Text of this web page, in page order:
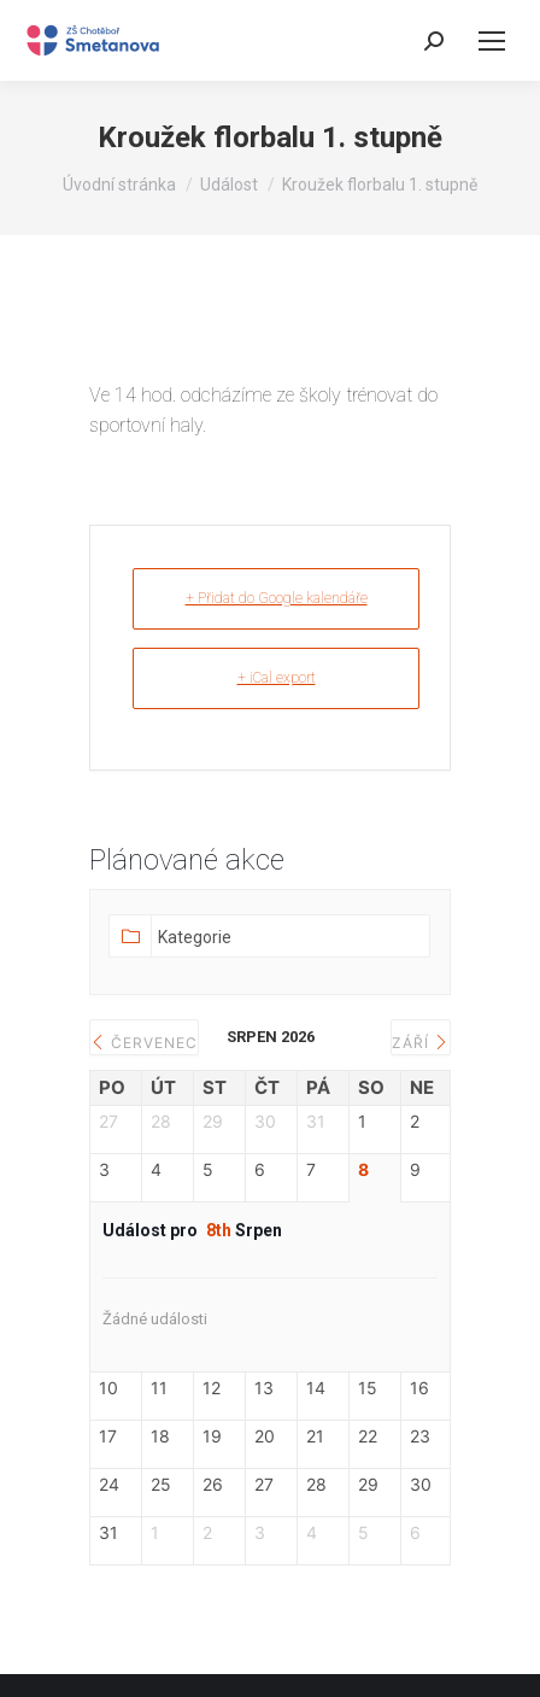
Search:
Kroužek florbalu 1. stupně
You are here:
Úvodní stránka Událost Kroužek florbalu 1. stupně
Ve 14 hod. odcházíme ze školy trénovat do
sportovní haly.
+ Přidat do Google kalendáře
+ iCal export
Plánované akce
ČERVENEC SRPEN 2026 ZÁŘÍ
PO ÚT ST ČT PÁ SO NE
27 28 29 30 31 1 2
3 4 5 6 7 8 9
Událost pro 8th Srpen
Žádné události
10 11 12 13 14 15 16
17 18 19 20 21 22 23
24 25 26 27 28 29 30
31 1 2 3 4 5 6